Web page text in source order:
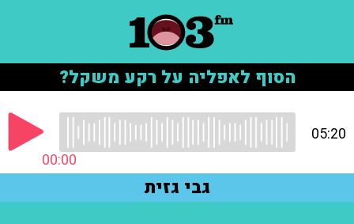
הסוף לאפליה על רקע משקל?
00:00
05:20
גבי גזית